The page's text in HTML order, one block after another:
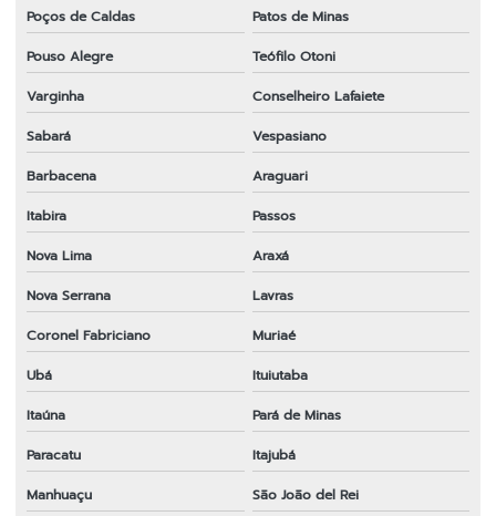
Poços de Caldas
Patos de Minas
Pouso Alegre
Teófilo Otoni
Varginha
Conselheiro Lafaiete
Sabará
Vespasiano
Barbacena
Araguari
Itabira
Passos
Nova Lima
Araxá
Nova Serrana
Lavras
Coronel Fabriciano
Muriaé
Ubá
Ituiutaba
Itaúna
Pará de Minas
Paracatu
Itajubá
Manhuaçu
São João del Rei